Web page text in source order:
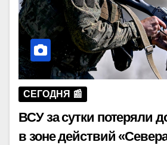
СЕГОДНЯ 📰
ВСУ за сутки потеряли
в зоне действий